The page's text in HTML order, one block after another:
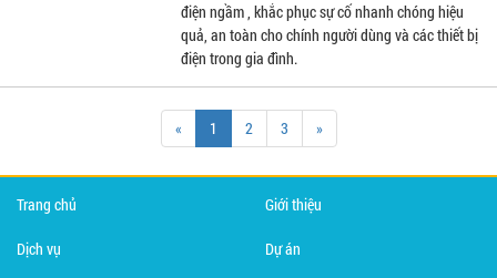
điện ngầm , khắc phục sự cố nhanh chóng hiệu
quả, an toàn cho chính người dùng và các thiết bị
điện trong gia đình.
« 1 2 3 »
Trang chủ Giới thiệu
Dịch vụ Dự án